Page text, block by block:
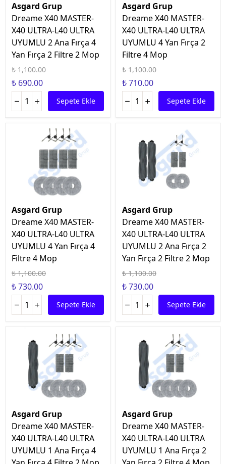
Asgard Grup
Dreame X40 MASTER-
X40 ULTRA-L40 ULTRA
UYUMLU 2 Ana Fırça 4
Yan Fırça 2 Filtre 2 Mop
₺ 1,100.00
₺ 690.00
Sepete Ekle
Asgard Grup
Dreame X40 MASTER-
X40 ULTRA-L40 ULTRA
UYUMLU 4 Yan Fırça 2
Filtre 4 Mop
₺ 1,100.00
₺ 710.00
Sepete Ekle
Asgard Grup
Dreame X40 MASTER-
X40 ULTRA-L40 ULTRA
UYUMLU 4 Yan Fırça 4
Filtre 4 Mop
₺ 1,100.00
₺ 730.00
Sepete Ekle
Asgard Grup
Dreame X40 MASTER-
X40 ULTRA-L40 ULTRA
UYUMLU 2 Ana Fırça 2
Yan Fırça 2 Filtre 2 Mop
₺ 1,100.00
₺ 730.00
Sepete Ekle
Asgard Grup
Dreame X40 MASTER-
X40 ULTRA-L40 ULTRA
UYUMLU 1 Ana Fırça 4
Asgard Grup
Dreame X40 MASTER-
X40 ULTRA-L40 ULTRA
UYUMLU 1 Ana Fırça 2